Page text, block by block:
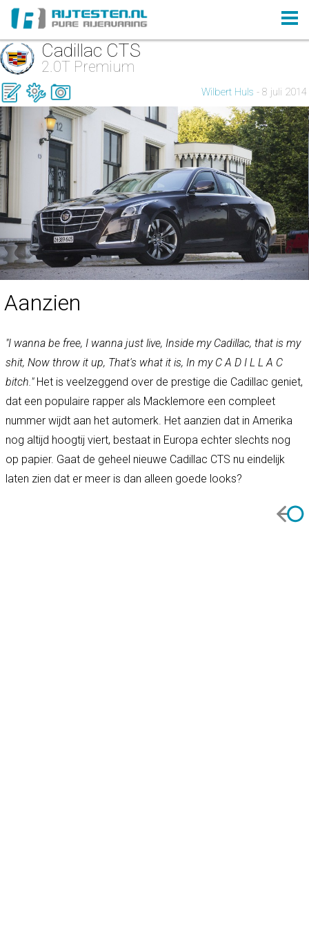
Cadillac CTS
2.0T Premium
Wilbert Huls - 8 juli 2014
Aanzien
"I wanna be free, I wanna just live, Inside my Cadillac, that is my
shit, Now throw it up, That's what it is, In my C A D I L L A C
bitch."Het is veelzeggend over de prestige die Cadillac geniet,
dat een populaire rapper als Macklemore een compleet
nummer wijdt aan het automerk. Het aanzien dat in Amerika
nog altijd hoogtij viert, bestaat in Europa echter slechts nog
op papier. Gaat de geheel nieuwe Cadillac CTS nu eindelijk
laten zien dat er meer is dan alleen goede looks?